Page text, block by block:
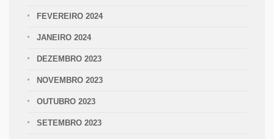
FEVEREIRO 2024
JANEIRO 2024
DEZEMBRO 2023
NOVEMBRO 2023
OUTUBRO 2023
SETEMBRO 2023